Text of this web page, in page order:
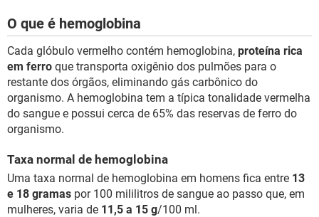
O que é hemoglobina
Cada glóbulo vermelho contém hemoglobina, proteína rica
em ferro que transporta oxigênio dos pulmões para o
restante dos órgãos, eliminando gás carbônico do
organismo. A hemoglobina tem a típica tonalidade vermelha
do sangue e possui cerca de 65% das reservas de ferro do
organismo.
Taxa normal de hemoglobina
Uma taxa normal de hemoglobina em homens fica entre 13
e 18 gramas por 100 mililitros de sangue ao passo que, em
mulheres, varia de 11,5 a 15 g/100 ml.